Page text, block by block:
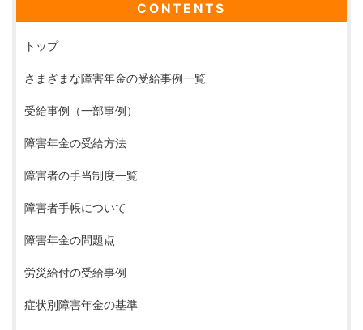
CONTENTS
トップ
さまざまな障害年金の受給事例一覧
受給事例（一部事例）
障害年金の受給方法
障害者の手当制度一覧
障害者手帳について
障害年金の問題点
労災給付の受給事例
症状別障害年金の基準